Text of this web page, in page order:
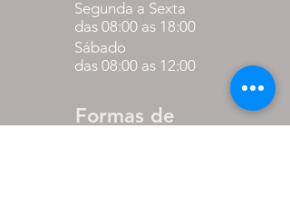
Segunda a Sexta
das 08:00 as 18:00
Sábado
das 08:00 as 12:00
Formas de
pagamento